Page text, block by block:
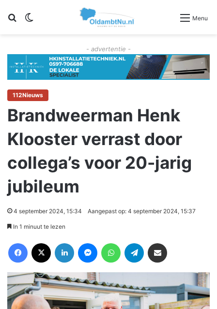
Zoeken Menu
- advertentie -
112Nieuws
Brandweerman Henk
Klooster verrast door
collega’s voor 20-jarig
jubileum
4 september 2024, 15:34 Aangepast op: 4 september 2024, 15:37
In 1 minuut te lezen